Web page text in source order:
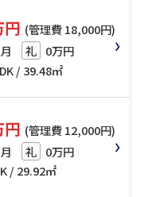
円 (管理費 18,000円)
礼 0万円
/ 39.48㎡
円 (管理費 12,000円)
礼 0万円
/ 29.92㎡